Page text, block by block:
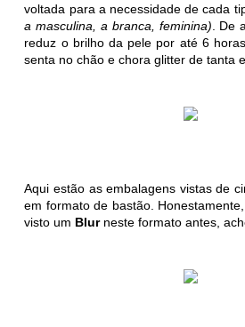
voltada para a necessidade de cada
a masculina, a branca, feminina) . De
reduz o brilho da pele por até 6
senta no chão e chora glitter de tanta
Aqui estão as embalagens vistas de
em formato de bastão.
visto um Blurneste formato antes,